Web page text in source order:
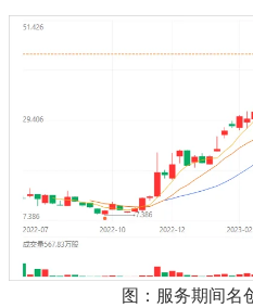
图：服务期间名